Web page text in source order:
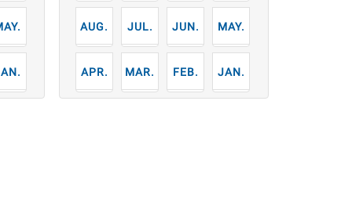
月
月
8月 7月 6月 5月
4月 3月 2月 1月